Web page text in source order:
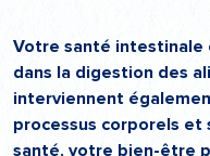
Votre santé intestinale
dans la digestion des
interviennent
processus corporels
santé, votre bien-être